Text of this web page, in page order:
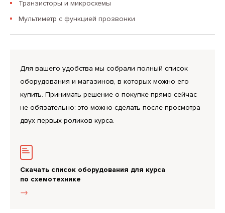
Транзисторы и микросхемы
Мультиметр с функцией прозвонки
Для вашего удобства мы собрали полный список
оборудования и магазинов, в которых можно его
купить. Принимать решение о покупке прямо сейчас
не обязательно: это можно сделать после просмотра
двух первых роликов курса.
Скачать список оборудования для курса
по схемотехнике
->